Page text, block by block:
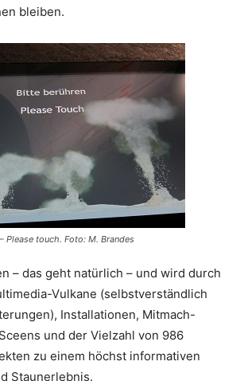
bleiben.
Please touch. Foto: M. Brandes
– das geht natürlich – und wird durch
Vulkane (selbstverständlich
Installationen, Mitmach-
und der Vielzahl von 986
zu einem höchst informativen
Staunerlebnis.